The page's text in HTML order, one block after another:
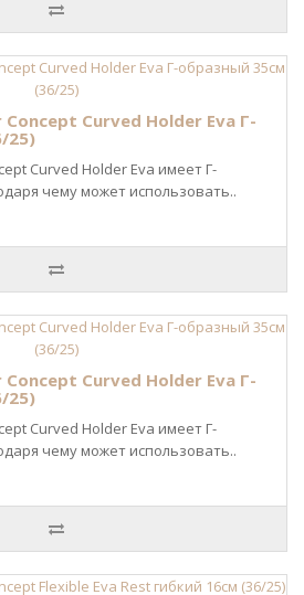
Curved Holder Eva Г-
25)
Curved Holder Eva имеет Г-
чему может использовать..
Curved Holder Eva Г-
25)
Curved Holder Eva имеет Г-
чему может использовать..